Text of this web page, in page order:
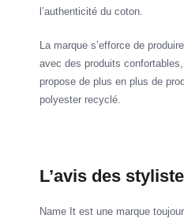
l’authenticité du coton.
La marque s’efforce de
avec des produits
propose de plus en plus de
polyester recyclé.
L’avis des
Name It est une marque